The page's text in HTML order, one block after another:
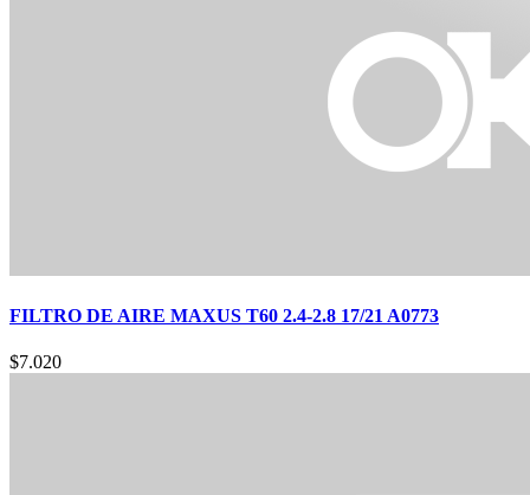
FILTRO DE AIRE MAXUS T60 2.4-2.8 17/21 A0773
$7.020